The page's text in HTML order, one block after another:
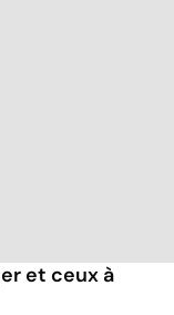
et ceux à